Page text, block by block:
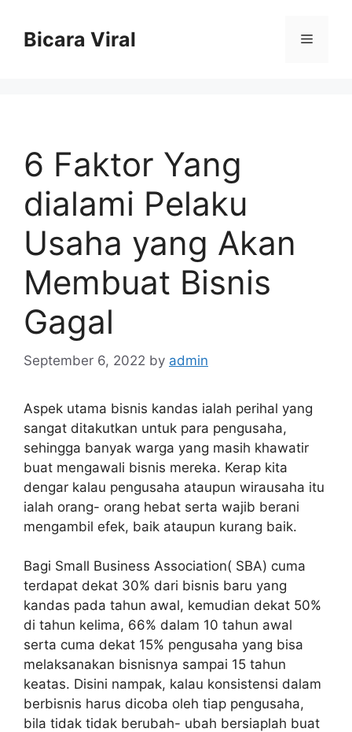
contentBicara Viral Menu
6 Faktor Yang
dialami Pelaku
Usaha yang Akan
Membuat Bisnis
Gagal
September 6, 2022 by admin
Aspek utama bisnis kandas ialah perihal yang
sangat ditakutkan untuk para pengusaha,
sehingga banyak warga yang masih khawatir
buat mengawali bisnis mereka. Kerap kita
dengar kalau pengusaha ataupun wirausaha itu
ialah orang- orang hebat serta wajib berani
mengambil efek, baik ataupun kurang baik.
Bagi Small Business Association( SBA) cuma
terdapat dekat 30% dari bisnis baru yang
kandas pada tahun awal, kemudian dekat 50%
di tahun kelima, 66% dalam 10 tahun awal
serta cuma dekat 15% pengusaha yang bisa
melaksanakan bisnisnya sampai 15 tahun
keatas. Disini nampak, kalau konsistensi dalam
berbisnis harus dicoba oleh tiap pengusaha,
bila tidak tidak berubah- ubah bersiaplah buat